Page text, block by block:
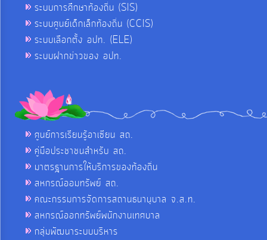
ระบบการศึกษาท้องถิ่น (SIS)
ระบบศูนย์เด็กเล็กท้องถิ่น (CCIS)
ระบบเลือกตั้ง อปท. (ELE)
ระบบฝากข่าวของ อปท.
ศูนย์การเรียนรู้อาเซียน สถ.
คู่มือประชาชนสำหรับ สถ.
มาตรฐานการให้บริการของท้องถิ่น
สหกรณ์ออมทรัพย์ สถ.
คณะกรรมการจัดการสถานธนานุบาล จ.ส.ท.
สหกรณ์ออกทรัพย์พนักงานเทศบาล
กลุ่มพัฒนาระบบบริหาร